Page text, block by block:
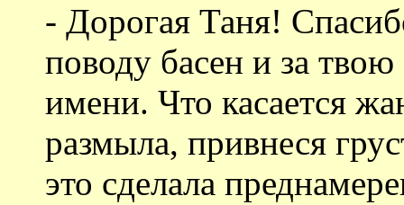
- Дорогая Таня!
поводу басен и за
имени. Что касается
размыла, привнеся
это сделала